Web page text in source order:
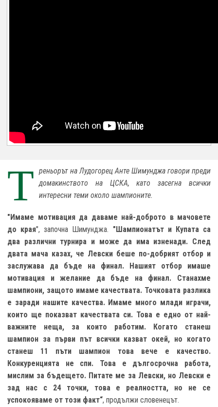
Т реньорът на Лудогорец Анте Шимунджа говори преди
домакинството на ЦСКА, като засегна всички
интересни теми около шампионите.
"Имаме мотивация да даваме най-доброто в мачовете
до края", започна Шимунджа. "Шампионатът и Купата са
два различни турнира и може да има изненади. След
двата мача казах, че Левски беше по-добрият отбор и
заслужава да бъде на финал. Нашият отбор имаше
мотивация и желание да бъде на финал. Станахме
шампиони, защото имаме качествата. Точковата разлика
е заради нашите качества. Имаме много млади играчи,
които ще показват качествата си. Това е едно от най-
важните неща, за които работим. Когато станеш
шампион за първи път всички казват окей, но когато
станеш 11 пъти шампион това вече е качество.
Конкуренцията не спи. Това е дългосрочна работа,
мислим за бъдещето. Питате ме за Левски, но Левски е
зад нас с 24 точки, това е реалността, но не се
успокояваме от този факт“, продължи словенецът.